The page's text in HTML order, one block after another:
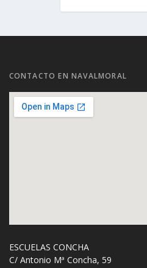
CONTACTO EN NAVALMORAL
ESCUELAS CONCHA
C/ Antonio Mª Concha, 59